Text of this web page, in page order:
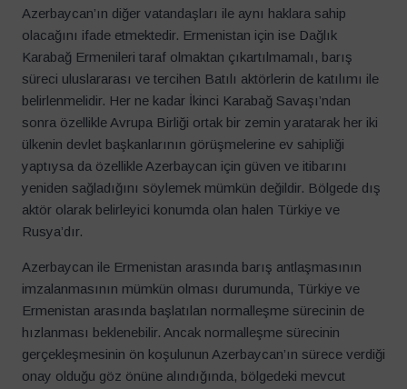
Azerbaycan’ın diğer vatandaşları ile aynı haklara sahip
olacağını ifade etmektedir. Ermenistan için ise Dağlık
Karabağ Ermenileri taraf olmaktan çıkartılmamalı, barış
süreci uluslararası ve tercihen Batılı aktörlerin de katılımı ile
belirlenmelidir. Her ne kadar İkinci Karabağ Savaşı’ndan
sonra özellikle Avrupa Birliği ortak bir zemin yaratarak her iki
ülkenin devlet başkanlarının görüşmelerine ev sahipliği
yaptıysa da özellikle Azerbaycan için güven ve itibarını
yeniden sağladığını söylemek mümkün değildir. Bölgede dış
aktör olarak belirleyici konumda olan halen Türkiye ve
Rusya’dır.
Azerbaycan ile Ermenistan arasında barış antlaşmasının
imzalanmasının mümkün olması durumunda, Türkiye ve
Ermenistan arasında başlatılan normalleşme sürecinin de
hızlanması beklenebilir. Ancak normalleşme sürecinin
gerçekleşmesinin ön koşulunun Azerbaycan’ın sürece verdiği
onay olduğu göz önüne alındığında, bölgedeki mevcut